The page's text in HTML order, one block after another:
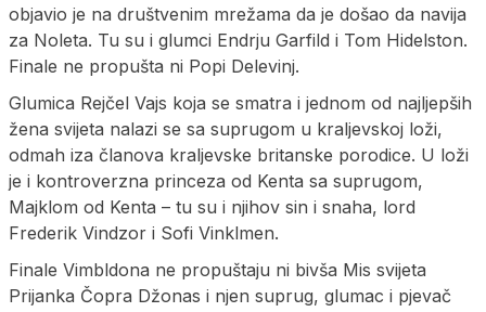
objavio je na društvenim mrežama da je došao da navija
za Noleta. Tu su i glumci Endrju Garfild i Tom Hidelston.
Finale ne propušta ni Popi Delevinj.
Glumica Rejčel Vajs koja se smatra i jednom od najljepših
žena svijeta nalazi se sa suprugom u kraljevskoj loži,
odmah iza članova kraljevske britanske porodice. U loži
je i kontroverzna princeza od Kenta sa suprugom,
Majklom od Kenta – tu su i njihov sin i snaha, lord
Frederik Vindzor i Sofi Vinklmen.
Finale Vimbldona ne propuštaju ni bivša Mis svijeta
Prijanka Čopra Džonas i njen suprug, glumac i pjevač